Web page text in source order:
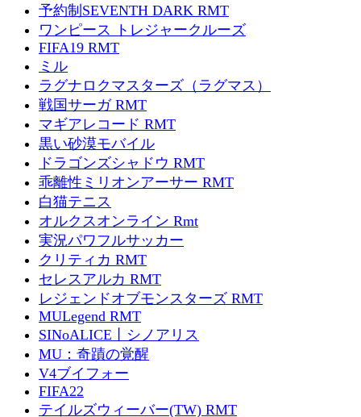
予約制SEVENTH DARK RMT
ワンピース トレジャークルーズ
FIFA19 RMT
ミル
ラグナロクマスターズ（ラグマス）
戦国サーガ RMT
マギアレコード RMT
黒い砂漠モバイル
ドラゴンズシャドウ RMT
乖離性ミリオンアーサー RMT
白猫テニス
オルクスオンライン Rmt
実況パワフルサッカー
クリティカ RMT
セレスアルカ RMT
レジェンドオブモンスターズ RMT
MULegend RMT
SINoALICE丨シノアリス
MU：奇蹟の覚醒
V4ブイフォー
FIFA22
テイルズウィーバー(TW) RMT